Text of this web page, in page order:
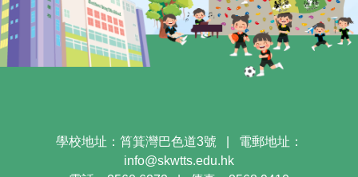
學校地址：筲箕灣巴色道3號
電郵地址：
info@skwtts.edu.hk